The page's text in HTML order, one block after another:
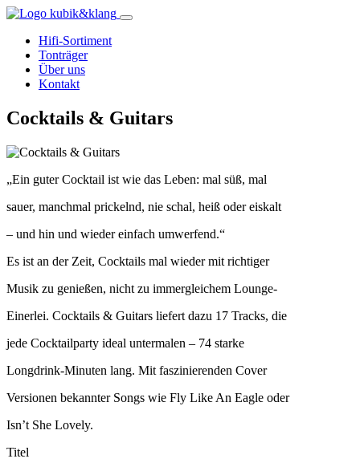
Hifi-Sortiment
Tonträger
Über uns
Kontakt
Cocktails & Guitars
„Ein guter Cocktail ist wie das Leben: mal süß, mal
sauer, manchmal prickelnd, nie schal, heiß oder eiskalt
– und hin und wieder einfach umwerfend.“
Es ist an der Zeit, Cocktails mal wieder mit richtiger
Musik zu genießen, nicht zu immergleichem Lounge-
Einerlei. Cocktails & Guitars liefert dazu 17 Tracks, die
jede Cocktailparty ideal untermalen – 74 starke
Longdrink-Minuten lang. Mit faszinierenden Cover
Versionen bekannter Songs wie Fly Like An Eagle oder
Isn’t She Lovely.
Titel